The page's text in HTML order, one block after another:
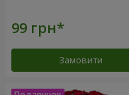
Замовити